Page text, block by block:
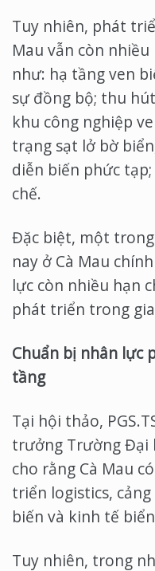
Tuy nhiên, phát
Mau vẫn còn
như: hạ tầng ven
sự đồng bộ; thu
khu công nghiệp
trạng sạt lở bờ
diễn biến phức
chế.
Đặc biệt, một
nay ở Cà Mau
lực còn nhiều hạn
phát triển trong
Chuẩn bị nhân lực
tầng
Tại hội thảo,
trưởng Trường Đại
cho rằng Cà Mau
triển logistics,
biến và kinh tế
Tuy nhiên, trong